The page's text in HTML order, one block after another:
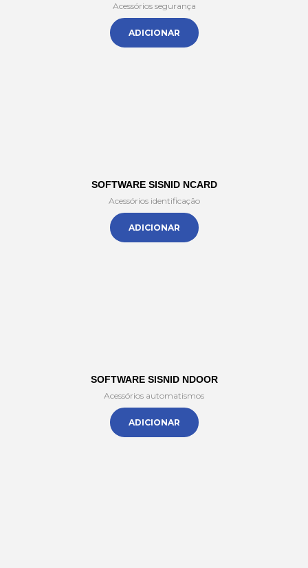
Acessórios segurança
ADICIONAR
SOFTWARE SISNID NCARD
Acessórios identificação
ADICIONAR
SOFTWARE SISNID NDOOR
Acessórios automatismos
ADICIONAR